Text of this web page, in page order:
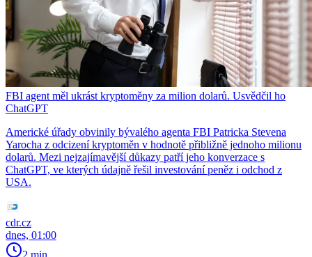
FBI agent měl ukrást kryptoměny za milion dolarů. Usvědčil ho
ChatGPT
Americké úřady obvinily bývalého agenta FBI Patricka Stevena
Yarocha z odcizení kryptoměn v hodnotě přibližně jednoho milionu
dolarů. Mezi nejzajímavější důkazy patří jeho konverzace s
ChatGPT, ve kterých údajně řešil investování peněz i odchod z
USA.
cdr.cz
dnes, 01:00
2 min